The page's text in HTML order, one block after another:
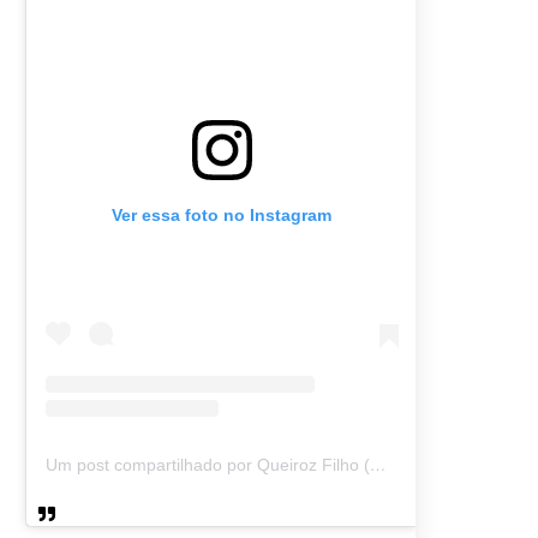
Ver essa foto no Instagram
Um post compartilhado por Queiroz Filho (@queirozmfilho)